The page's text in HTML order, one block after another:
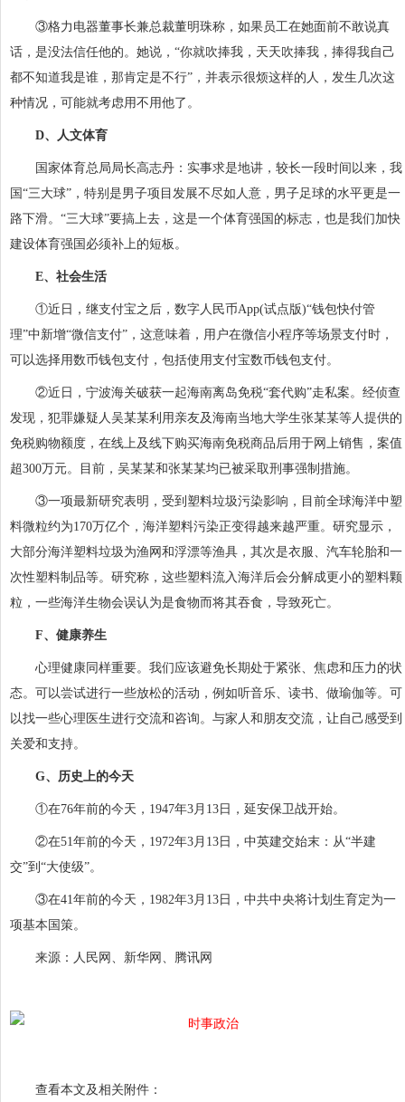
③格力电器董事长兼总裁董明珠称，如果员工在她面前不敢说真
话，是没法信任他的。她说，“你就吹捧我，天天吹捧我，捧得我自己
都不知道我是谁，那肯定是不行”，并表示很烦这样的人，发生几次这
种情况，可能就考虑用不用他了。
D、人文体育
国家体育总局局长高志丹：实事求是地讲，较长一段时间以来，我
国“三大球”，特别是男子项目发展不尽如人意，男子足球的水平更是一
路下滑。“三大球”要搞上去，这是一个体育强国的标志，也是我们加快
建设体育强国必须补上的短板。
E、社会生活
①近日，继支付宝之后，数字人民币App(试点版)“钱包快付管
理”中新增“微信支付”，这意味着，用户在微信小程序等场景支付时，
可以选择用数币钱包支付，包括使用支付宝数币钱包支付。
②近日，宁波海关破获一起海南离岛免税“套代购”走私案。经侦查
发现，犯罪嫌疑人吴某某利用亲友及海南当地大学生张某某等人提供的
免税购物额度，在线上及线下购买海南免税商品后用于网上销售，案值
超300万元。目前，吴某某和张某某均已被采取刑事强制措施。
③一项最新研究表明，受到塑料垃圾污染影响，目前全球海洋中塑
料微粒约为170万亿个，海洋塑料污染正变得越来越严重。研究显示，
大部分海洋塑料垃圾为渔网和浮漂等渔具，其次是衣服、汽车轮胎和一
次性塑料制品等。研究称，这些塑料流入海洋后会分解成更小的塑料颗
粒，一些海洋生物会误认为是食物而将其吞食，导致死亡。
F、健康养生
心理健康同样重要。我们应该避免长期处于紧张、焦虑和压力的状
态。可以尝试进行一些放松的活动，例如听音乐、读书、做瑜伽等。可
以找一些心理医生进行交流和咨询。与家人和朋友交流，让自己感受到
关爱和支持。
G、历史上的今天
①在76年前的今天，1947年3月13日，延安保卫战开始。
②在51年前的今天，1972年3月13日，中英建交始末：从“半建
交”到“大使级”。
③在41年前的今天，1982年3月13日，中共中央将计划生育定为一
项基本国策。
来源：人民网、新华网、腾讯网
查看本文及相关附件：